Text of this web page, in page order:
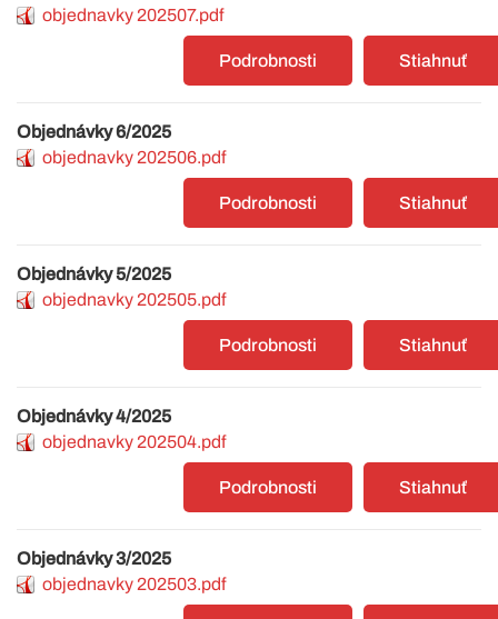
objednavky 202507.pdf
Stiahnuť
Podrobnosti
Objednávky 6/2025
objednavky 202506.pdf
Stiahnuť
Podrobnosti
Objednávky 5/2025
objednavky 202505.pdf
Stiahnuť
Podrobnosti
Objednávky 4/2025
objednavky 202504.pdf
Stiahnuť
Podrobnosti
Objednávky 3/2025
objednavky 202503.pdf